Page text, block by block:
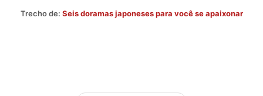
Trecho de: Seis doramas japoneses para você se apaixonar